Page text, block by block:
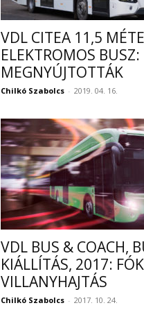
VDL CITEA 11,5
ELEKTROMOS BUSZ:
MEGNYÚJTOTTÁK
Chilkó Szabolcs - 2019. 04. 16.
VDL BUS & COACH,
KIÁLLÍTÁS, 2017:
VILLANYHAJTÁS
Chilkó Szabolcs - 2017. 10. 24.